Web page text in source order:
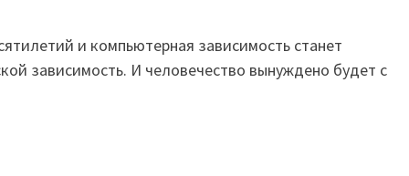
и компьютерная зависимость станет
зависимость. И человечество вынуждено будет с